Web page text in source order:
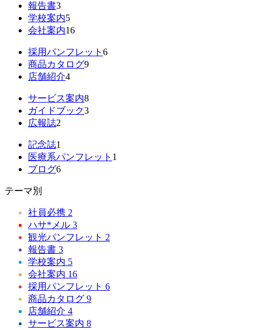
報告書3
学校案内5
会社案内16
採用パンフレット 6
商品カタログ9
店舗紹介4
サービス案内8
ガイドブック3
広報誌2
記念誌1
医療系パンフレット 1
ブログ6
テーマ別
社員必携 2
ハサ*メル 3
観光パンフレット 2
報告書 3
学校案内 5
会社案内 16
採用パンフレット 6
商品カタログ 9
店舗紹介 4
サービス案内 8